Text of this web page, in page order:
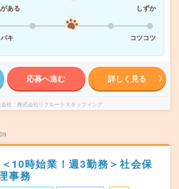
ある
しずか
キ
コツコツ
応募へ進む 詳しく見る
社 株式会社リクルートスタッフィング
10時始業！週3勤務＞社会保
事務